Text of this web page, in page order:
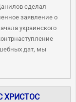
сделал
заявление о
украинского
дат, мы
ХРИСТОС